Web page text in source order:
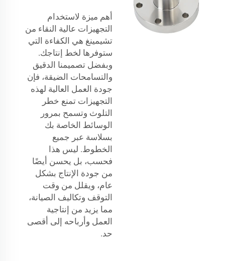
أهم ميزة لاستخدام
التجهيزات عالية النقاء من
تشيمينغ هي الكفاءة التي
ستوفرها لخط إنتاجك.
وبفضل تصميمنا الدقيق
والتسامحات الضيقة، فإن
جودة العمل العالية لهذه
التجهيزات تمنع خطر
التلوث وتسمح بمرور
الوسائط الخاصة بك
بسلاسة عبر جميع
الخطوط. ليس هذا
فحسب، بل يحسن أيضًا
من جودة الإنتاج بشكل
عام، ويقلل من وقت
التوقف وتكاليف الصيانة،
مما يزيد من إنتاجية
العمل وأرباحه إلى أقصى
حد.